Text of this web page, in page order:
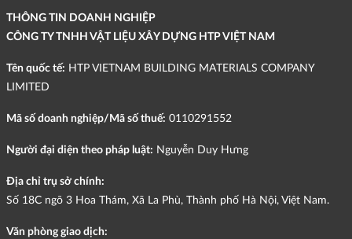
THÔNG TIN DOANH NGHIỆP
CÔNG TY TNHH VẬT LIỆU XÂY DỰNG HTP VIỆT NAM
Tên quốc tế: HTP VIETNAM BUILDING MATERIALS COMPANY
LIMITED
Mã số doanh nghiệp/Mã số thuế: 0110291552
Người đại diện theo pháp luật: Nguyễn Duy Hưng
Địa chỉ trụ sở chính:
Số 18C ngõ 3 Hoa Thám, Xã La Phù, Thành phố Hà Nội, Việt Nam.
Văn phòng giao dịch: